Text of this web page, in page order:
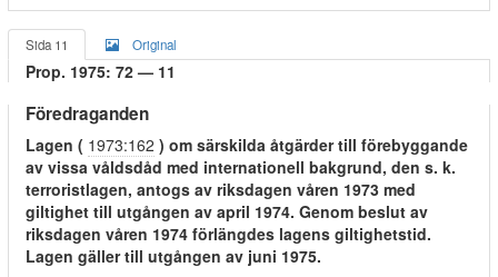
Sida 11 Original
Prop. 1975: 72 — 11
Föredraganden
Lagen ( 1973:162 ) om särskilda åtgärder till förebyggande
av vissa våldsdåd med internationell bakgrund, den s. k.
terroristlagen, antogs av riksdagen våren 1973 med
giltighet till utgången av april 1974. Genom beslut av
riksdagen våren 1974 förlängdes lagens giltighetstid.
Lagen gäller till utgången av juni 1975.